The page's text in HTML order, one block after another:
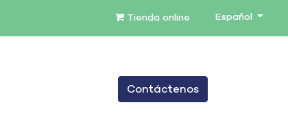
Tienda online Español
BLOG
Contáctenos